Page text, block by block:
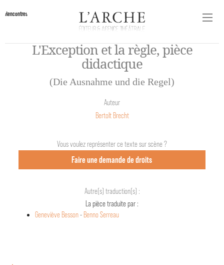
Rencontres
L'Exception et la règle, pièce
didactique
(Die Ausnahme und die Regel)
Auteur
Bertolt Brecht
Vous voulez représenter ce texte sur scène ?
Faire une demande de droits
Autre(s) traduction(s) :
La pièce traduite par :
Geneviève Besson- Benno Serreau